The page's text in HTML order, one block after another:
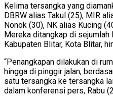
Kelima tersangka yang
DBRW alias Takul (25), MIR
Nonok (30), NK alias Kucing
Mereka ditangkap di
Kabupaten Blitar, Kota Blitar,
“Penangkapan dilakukan di
hingga di pinggir jalan,
satu tersangka ke tersangka
dalam konferensi pers, Rabu